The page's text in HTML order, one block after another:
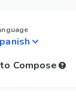
Compose